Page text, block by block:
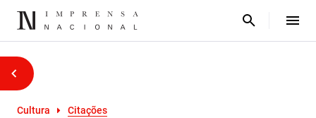
Cultura Citações